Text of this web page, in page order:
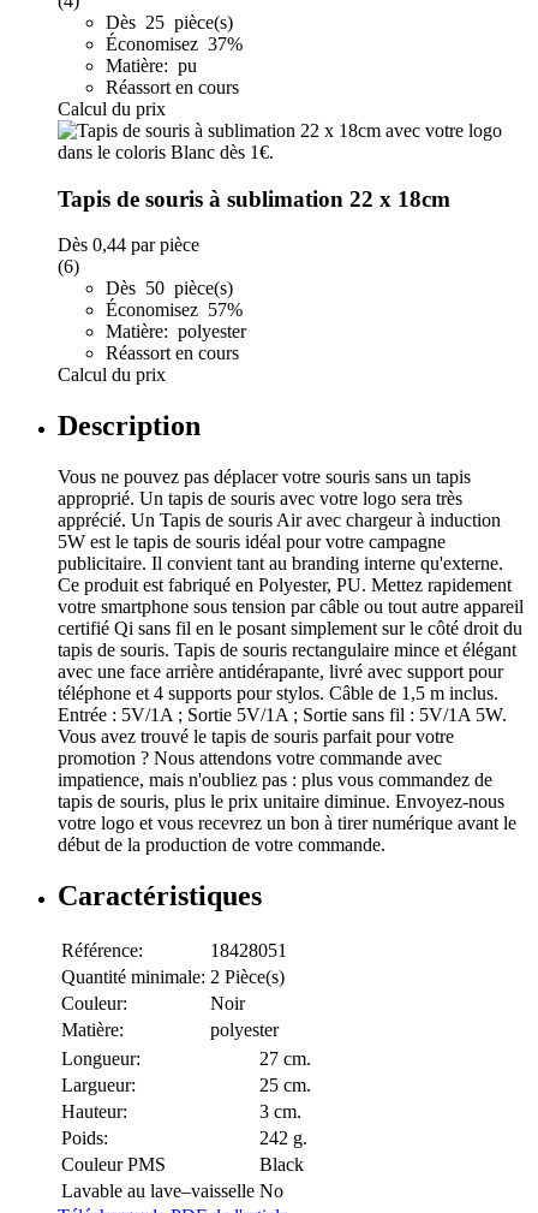
Dès 25 pièce(s)
Économisez 37%
Matière: pu
Réassort en cours
Calcul du prix
Tapis de souris à sublimation 22 x 18cm
Dès 0,44 par pièce
(6)
Dès 50 pièce(s)
Économisez 57%
Matière: polyester
Réassort en cours
Calcul du prix
Description
Vous ne pouvez pas déplacer votre souris sans un tapis
approprié. Un tapis de souris avec votre logo sera très
apprécié. Un Tapis de souris Air avec chargeur à induction
5W est le tapis de souris idéal pour votre campagne
publicitaire. Il convient tant au branding interne qu'externe.
Ce produit est fabriqué en Polyester, PU. Mettez rapidement
votre smartphone sous tension par câble ou tout autre appareil
certifié Qi sans fil en le posant simplement sur le côté droit du
tapis de souris. Tapis de souris rectangulaire mince et élégant
avec une face arrière antidérapante, livré avec support pour
téléphone et 4 supports pour stylos. Câble de 1,5 m inclus.
Entrée : 5V/1A ; Sortie 5V/1A ; Sortie sans fil : 5V/1A 5W.
Vous avez trouvé le tapis de souris parfait pour votre
promotion ? Nous attendons votre commande avec
impatience, mais n'oubliez pas : plus vous commandez de
tapis de souris, plus le prix unitaire diminue. Envoyez-nous
votre logo et vous recevrez un bon à tirer numérique avant le
début de la production de votre commande.
Caractéristiques
Référence:
18428051
Quantité minimale: 2 Pièce(s)
Couleur:
Noir
Matière:
polyester
Longueur:
27 cm.
Largueur:
25 cm.
Hauteur:
3 cm.
Poids:
242 g.
Couleur PMS
Black
Lavable au lave–vaisselle No